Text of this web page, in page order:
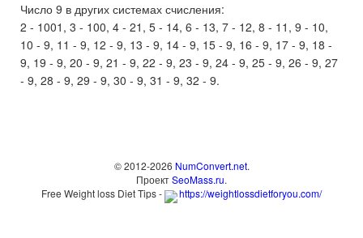
Число 9 в других системах счисления:
2 - 1001, 3 - 100, 4 - 21, 5 - 14, 6 - 13, 7 - 12, 8 - 11, 9 - 10,
10 - 9, 11 - 9, 12 - 9, 13 - 9, 14 - 9, 15 - 9, 16 - 9, 17 - 9, 18 -
9, 19 - 9, 20 - 9, 21 - 9, 22 - 9, 23 - 9, 24 - 9, 25 - 9, 26 - 9, 27
- 9, 28 - 9, 29 - 9, 30 - 9, 31 - 9, 32 - 9.
© 2012-2026 NumConvert.net.
ПроектSeoMass.ru.
Free Weight loss Diet Tips -
https://weightlossdietforyou.com/